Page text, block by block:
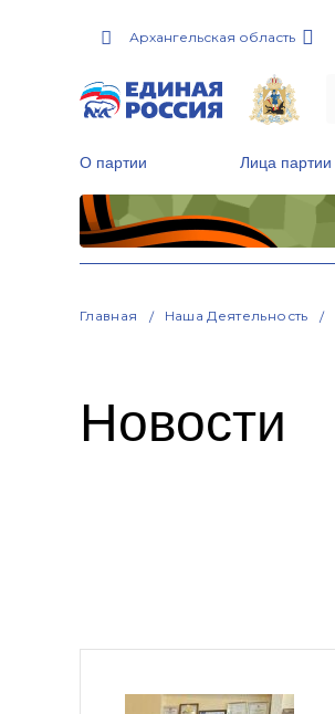
Архангельская область
О партии Лица партии
Главная Наша Деятельность
Новости